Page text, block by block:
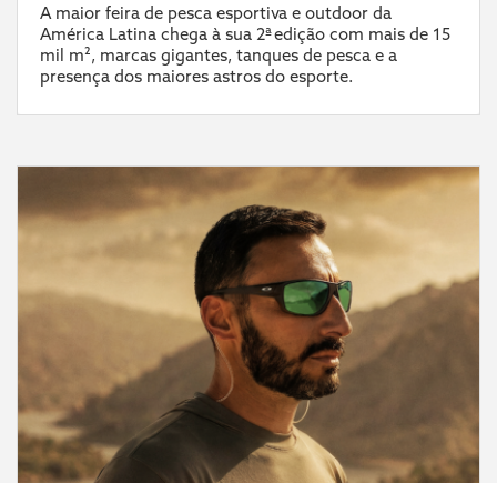
A maior feira de pesca esportiva e outdoor da
América Latina chega à sua 2ª edição com mais de 15
mil m², marcas gigantes, tanques de pesca e a
presença dos maiores astros do esporte.